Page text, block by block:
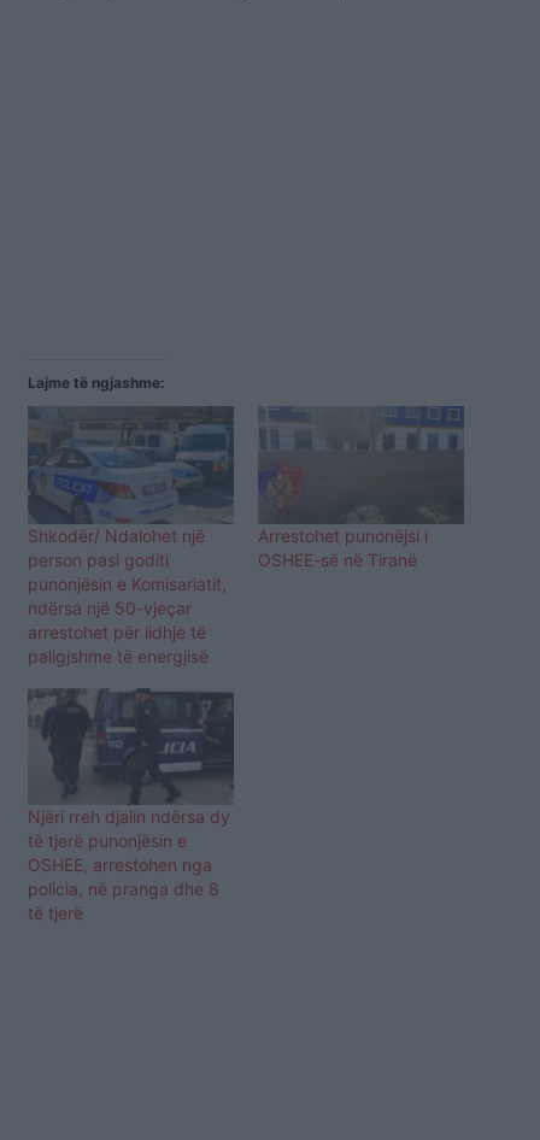
Lajme të ngjashme:
Shkodër/ Ndalohet një
person pasi goditi
punonjësin e Komisariatit,
ndërsa një 50-vjeçar
arrestohet për lidhje të
paligjshme të energjisë
Arrestohet punonëjsi i
OSHEE-së në Tiranë
Njëri rreh djalin ndërsa dy
të tjerë punonjësin e
OSHEE, arrestohen nga
policia, në pranga dhe 8
të tjerë